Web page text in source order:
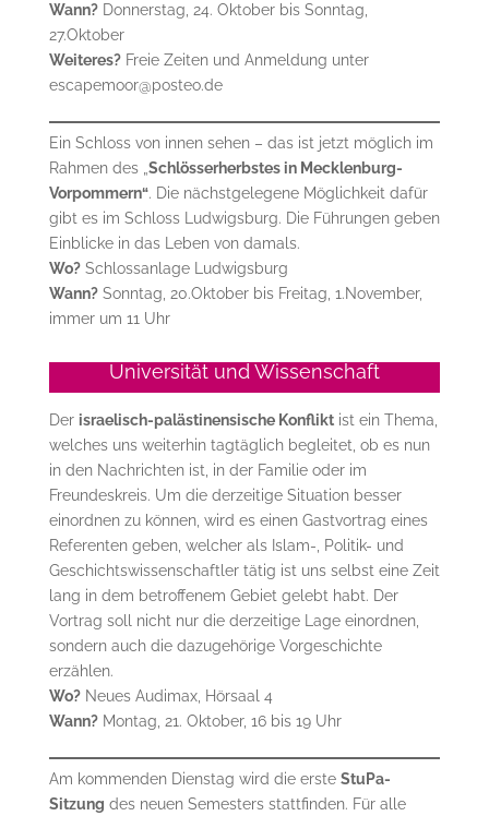
Wann?Donnerstag, 24. Oktober bis Sonntag,
27.Oktober
Weiteres?Freie Zeiten und Anmeldung unter
escapemoor@posteo.de
Ein Schloss von innen sehen – das ist jetzt möglich im
Rahmen des „Schlösserherbstes in Mecklenburg-
Vorpommern“. Die nächstgelegene Möglichkeit dafür
gibt es im Schloss Ludwigsburg. Die Führungen geben
Einblicke in das Leben von damals.
Wo?Schlossanlage Ludwigsburg
Wann?Sonntag, 20.Oktober bis Freitag, 1.November,
immer um 11 Uhr
Universität und Wissenschaft
Der israelisch-palästinensische Konfliktist ein Thema,
welches uns weiterhin tagtäglich begleitet, ob es nun
in den Nachrichten ist, in der Familie oder im
Freundeskreis. Um die derzeitige Situation besser
einordnen zu können, wird es einen Gastvortrag eines
Referenten geben, welcher als Islam-, Politik- und
Geschichtswissenschaftler tätig ist uns selbst eine Zeit
lang in dem betroffenem Gebiet gelebt habt. Der
Vortrag soll nicht nur die derzeitige Lage einordnen,
sondern auch die dazugehörige Vorgeschichte
erzählen.
Wo?Neues Audimax, Hörsaal 4
Wann?Montag, 21. Oktober, 16 bis 19 Uhr
Am kommenden Dienstag wird die erste StuPa-
Sitzung des neuen Semesters stattfinden. Für alle